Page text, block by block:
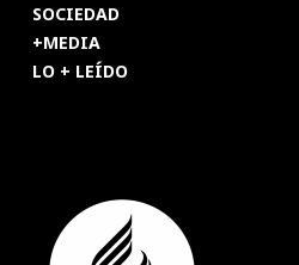
SOCIEDAD
+MEDIA
LO + LEÍDO